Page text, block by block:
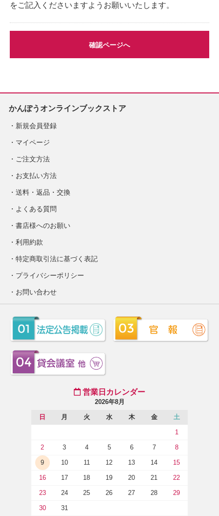
をご記入くださいますようお願いいたします。
確認ページへ
かんぽうオンラインブックストア
新規会員登録
マイページ
ご注文方法
お支払い方法
送料・返品・交換
よくある質問
書店様へのお願い
利用約款
特定商取引法に基づく表記
プライバシーポリシー
お問い合わせ
営業日カレンダー
2026年8月
日 月 火 水 木 金 土
1
2 3 4 5 6 7 8
9 10 11 12 13 14 15
16 17 18 19 20 21 22
23 24 25 26 27 28 29
30 31